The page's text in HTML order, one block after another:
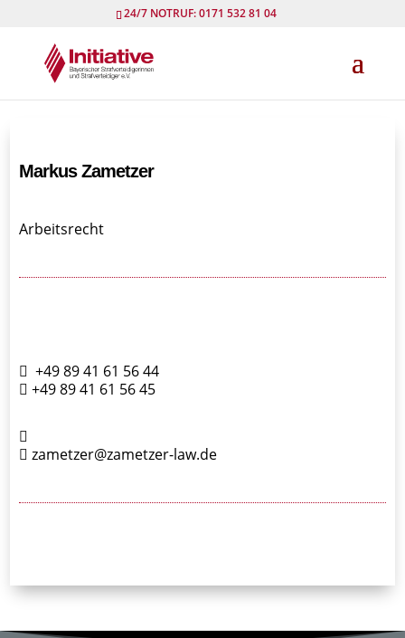
24/7 NOTRUF: 0171 532 81 04
Markus Zametzer
Arbeitsrecht
+49 89 41 61 56 44
+49 89 41 61 56 45
zametzer@zametzer-law.de